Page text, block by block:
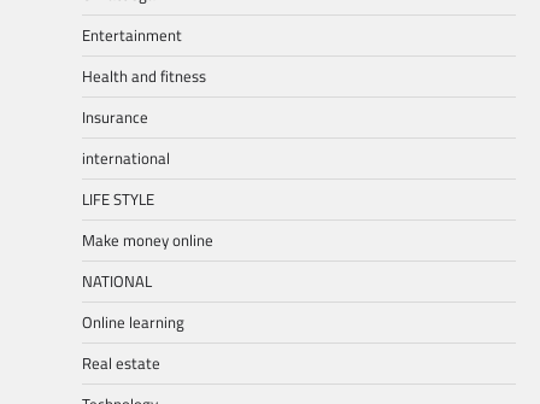
Entertainment
Health and fitness
Insurance
international
LIFE STYLE
Make money online
NATIONAL
Online learning
Real estate